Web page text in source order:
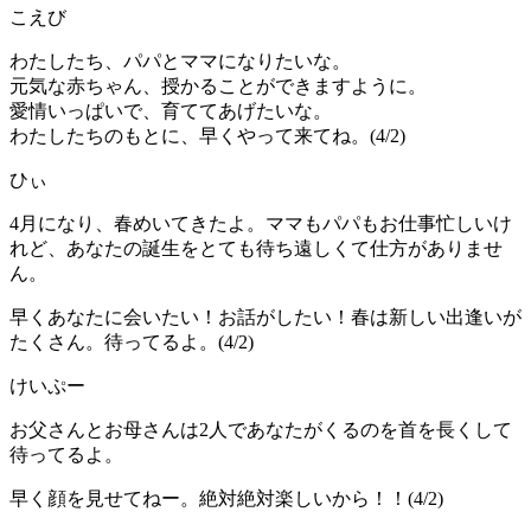
こえび
わたしたち、パパとママになりたいな。
元気な赤ちゃん、授かることができますように。
愛情いっぱいで、育ててあげたいな。
わたしたちのもとに、早くやって来てね。(4/2)
ひぃ
4月になり、春めいてきたよ。ママもパパもお仕事忙しいけ
れど、あなたの誕生をとても待ち遠しくて仕方がありませ
ん。
早くあなたに会いたい！お話がしたい！春は新しい出逢いが
たくさん。待ってるよ。(4/2)
けいぷー
お父さんとお母さんは2人であなたがくるのを首を長くして
待ってるよ。
早く顔を見せてねー。絶対絶対楽しいから！！(4/2)